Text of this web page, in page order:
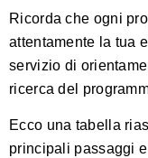
Ricorda che ogni
attentamente la tua
servizio di
ricerca del
Ecco una tabella
principali passaggi